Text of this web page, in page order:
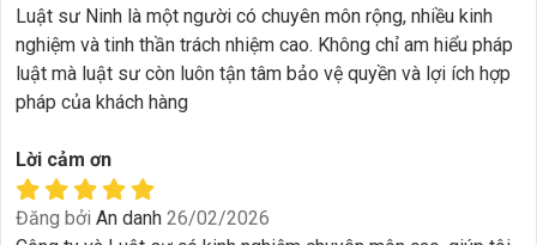
Luật sư Ninh là một người có chuyên môn rộng, nhiều kinh
nghiệm và tinh thần trách nhiệm cao. Không chỉ am hiểu pháp
luật mà luật sư còn luôn tận tâm bảo vệ quyền và lợi ích hợp
pháp của khách hàng
Lời cảm ơn
Đăng bởi An danh 26/02/2026